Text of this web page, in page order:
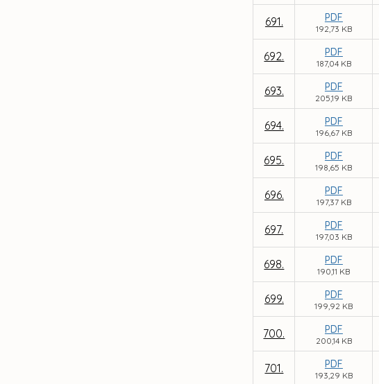
691. PDF
192,73 KB
692. PDF
187,04 KB
693. PDF
205,19 KB
694. PDF
196,67 KB
695. PDF
198,65 KB
696. PDF
197,37 KB
697. PDF
197,03 KB
698. PDF
190,11 KB
699. PDF
199,92 KB
700. PDF
200,14 KB
701. PDF
193,29 KB